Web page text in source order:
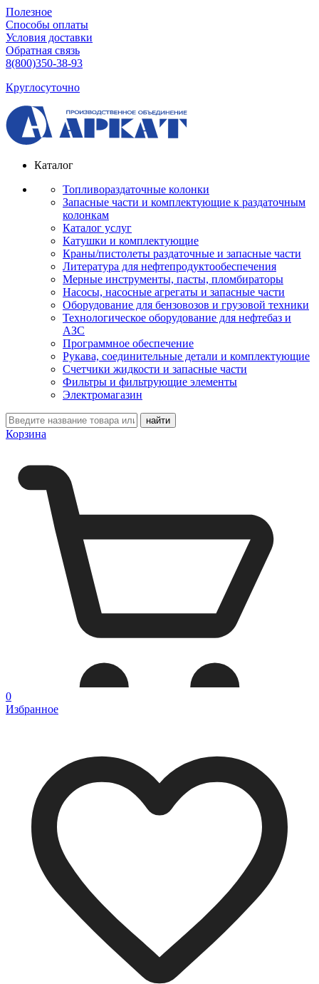
Полезное
Способы оплаты
Условия доставки
Обратная связь
8(800)350-38-93
Круглосуточно
Каталог
Топливораздаточные колонки
Запасные части и комплектующие к раздаточным
колонкам
Каталог услуг
Катушки и комплектующие
Краны/пистолеты раздаточные и запасные части
Литература для нефтепродуктообеспечения
Мерные инструменты, пасты, пломбираторы
Насосы, насосные агрегаты и запасные части
Оборудование для бензовозов и грузовой техники
Технологическое оборудование для нефтебаз и
АЗС
Программное обеспечение
Рукава, соединительные детали и комплектующие
Счетчики жидкости и запасные части
Фильтры и фильтрующие элементы
Электромагазин
Корзина
0
Избранное